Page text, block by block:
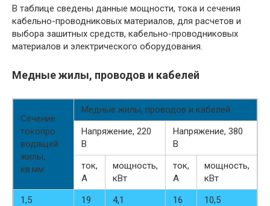
В таблице сведены данные мощности, тока и сечения
кабельно-проводниковых материалов, для расчетов и
выбора зашитных средств, кабельно-проводниковых
материалов и электрического оборудования.
Медные жилы, проводов и кабелей
Сечение
токопро
водящей
жилы,
кв.мм
Медные жилы, проводов и кабелей
Напряжение, 220
В
Напряжение, 380
В
ток,
А
мощность,
кВт
ток,
А
мощность,
кВт
1,5
19 4,1 16
10,5